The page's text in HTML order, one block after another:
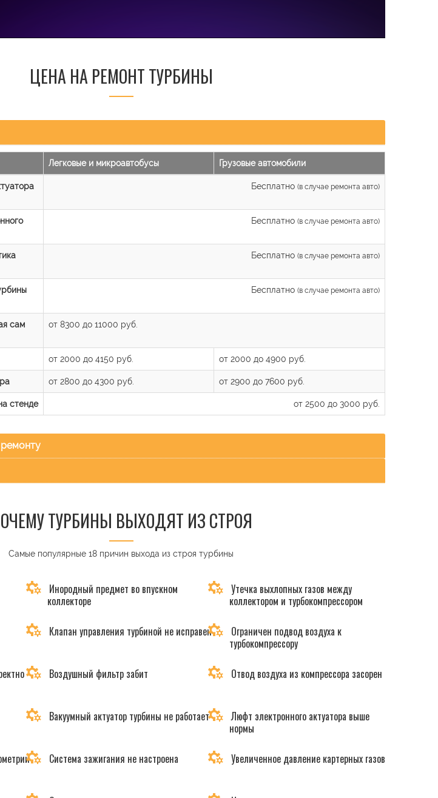
ЦЕНА НА РЕМОНТ ТУРБИНЫ
Легковые и микроавтобусы Грузовые автомобили
Бесплатно (в случае ремонта авто)
Бесплатно (в случае ремонта авто)
Бесплатно (в случае ремонта авто)
Бесплатно (в случае ремонта авто)
сам
от 8300 до 11000 руб.
от 2000 до 4150 руб. от 2000 до 4900 руб.
от 2800 до 4300 руб. от 2900 до 7600 руб.
стенде от 2500 до 3000 руб.
ТУРБИНЫ ВЫХОДЯТ ИЗ СТРОЯ
Самые популярные 18 причин выхода из строя турбины
Инородный предмет во впускном
коллекторе
Утечка выхлопных газов между
коллектором и турбокомпрессором
Клапан управления турбиной не исправен
Ограничен подвод воздуха к
турбокомпрессору
Воздушный фильтр забит Отвод воздуха из компрессора засорен
Вакуумный актуатор турбины не работает
Люфт электронного актуатора выше
нормы
Система зажигания не настроена Увеличенное давление картерных газов